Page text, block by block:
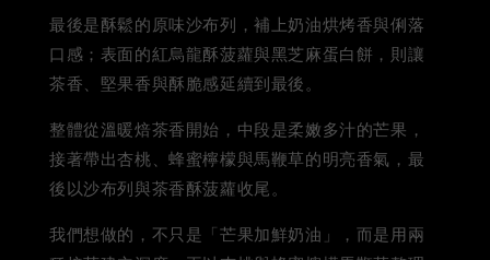
最後是酥鬆的原味沙布列，補上奶油烘烤香與俐落
口感；表面的紅烏龍酥菠蘿與黑芝麻蛋白餅，則讓
茶香、堅果香與酥脆感延續到最後。
整體從溫暖焙茶香開始，中段是柔嫩多汁的芒果，
接著帶出杏桃、蜂蜜檸檬與馬鞭草的明亮香氣，最
後以沙布列與茶香酥菠蘿收尾。
我們想做的，不只是「芒果加鮮奶油」，而是用兩